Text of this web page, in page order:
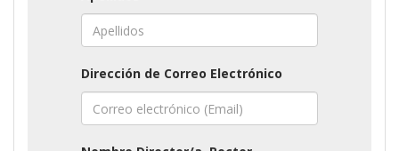
Dirección de Correo Electrónico